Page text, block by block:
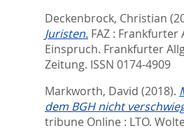
Deckenbrock, Christian
Juristen. FAZ : Frankfurter
Einspruch. Frankfurter
Zeitung. ISSN 0174-4909
Markworth, David (2018).
dem BGH nicht
tribune Online : LTO.